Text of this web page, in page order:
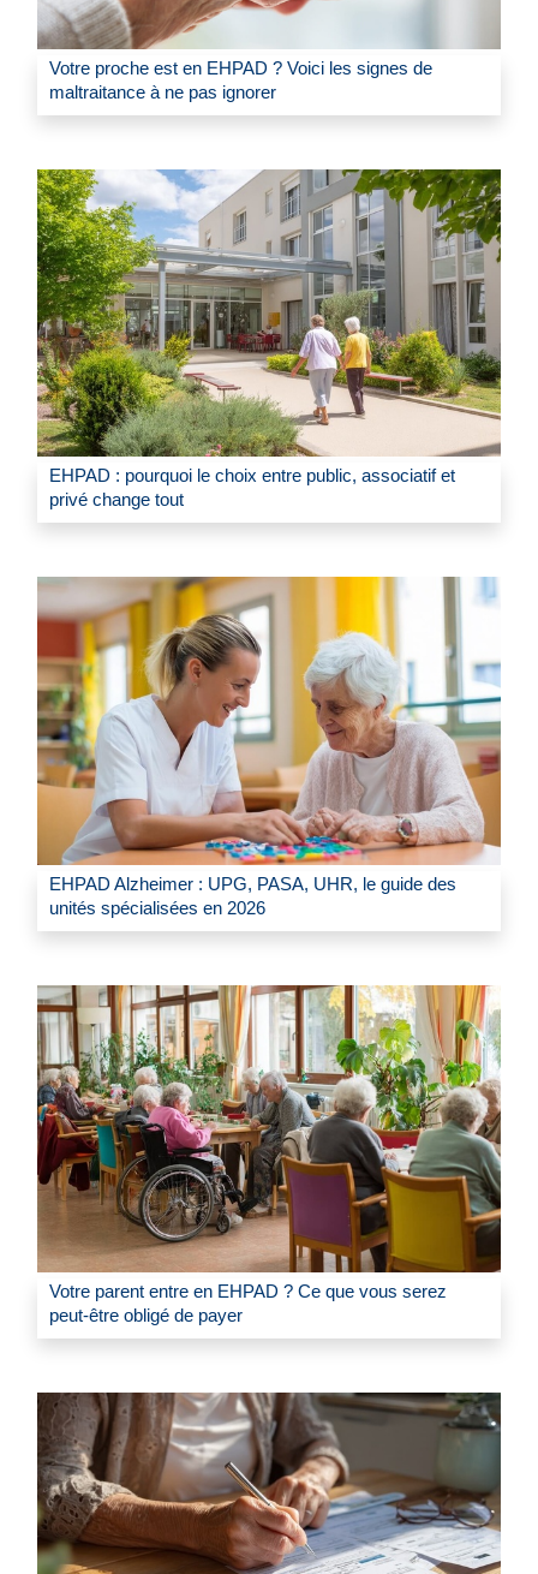
Votre proche est en EHPAD ? Voici les signes de
maltraitance à ne pas ignorer
EHPAD : pourquoi le choix entre public, associatif et
privé change tout
EHPAD Alzheimer : UPG, PASA, UHR, le guide des
unités spécialisées en 2026
Votre parent entre en EHPAD ? Ce que vous serez
peut-être obligé de payer